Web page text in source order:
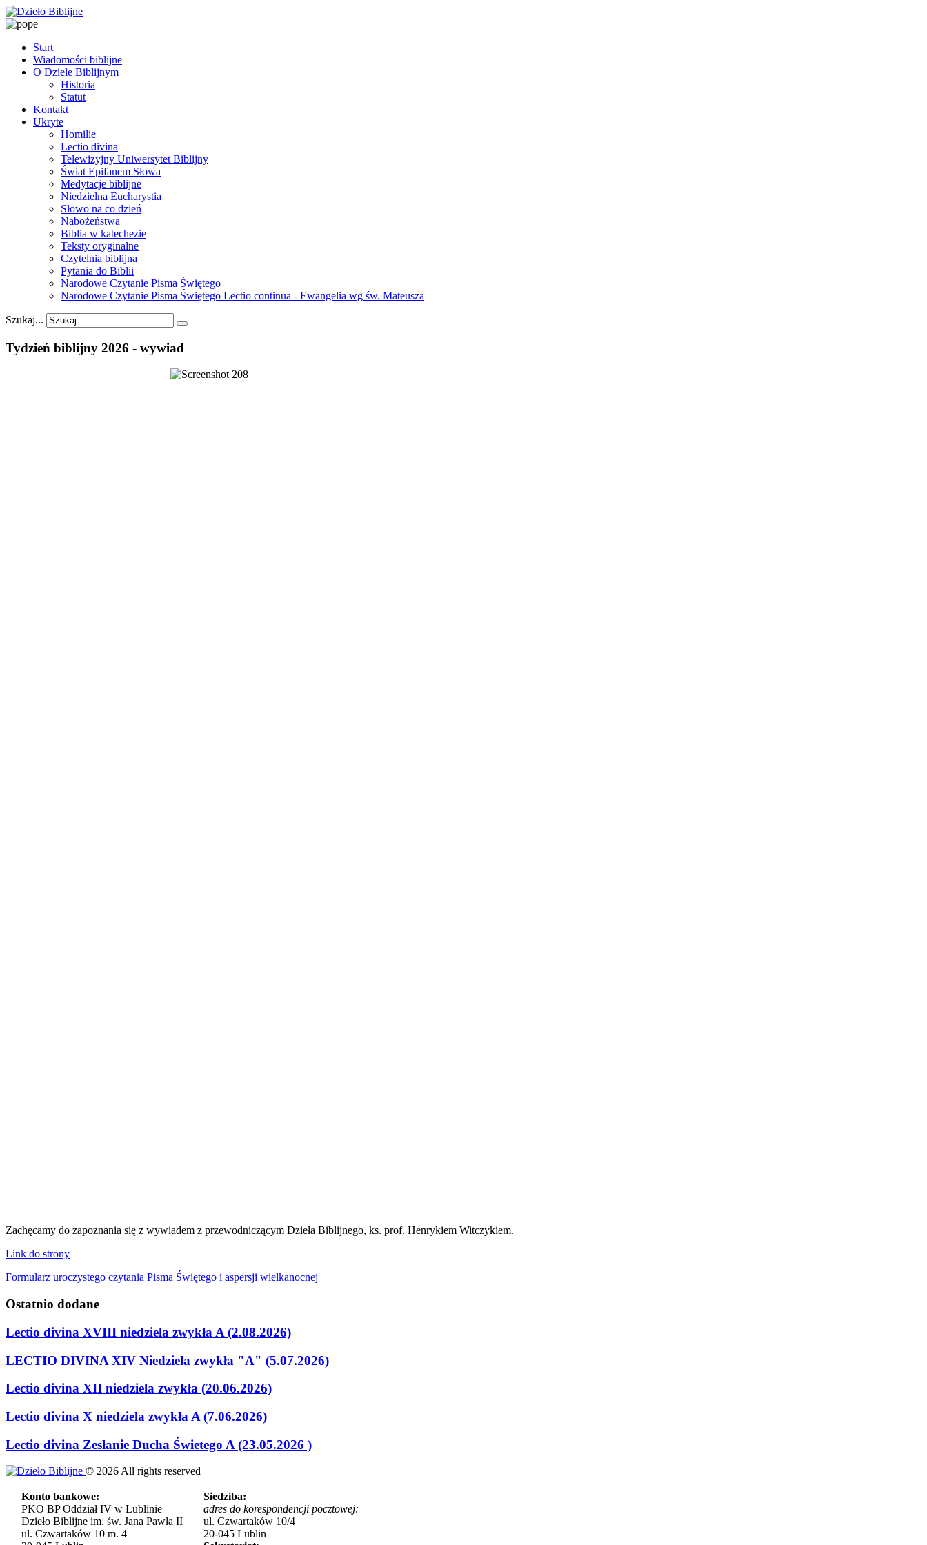
Start
Wiadomości biblijne
O Dziele Biblijnym
Historia
Statut
Kontakt
Ukryte
Homilie
Lectio divina
Telewizyjny Uniwersytet Biblijny
Świat Epifanem Słowa
Medytacje biblijne
Niedzielna Eucharystia
Słowo na co dzień
Nabożeństwa
Biblia w katechezie
Teksty oryginalne
Czytelnia biblijna
Pytania do Biblii
Narodowe Czytanie Pisma Świętego
Narodowe Czytanie Pisma Świętego Lectio continua - Ewangelia wg św. Mateusza
Szukaj...
Tydzień biblijny 2026 - wywiad
Zachęcamy do zapoznania się z wywiadem z przewodniczącym Dzieła Biblijnego, ks. prof. Henrykiem Witczykiem.
Link do strony
Formularz uroczystego czytania Pisma Świętego i aspersji wielkanocnej
Ostatnio dodane
Lectio divina XVIII niedziela zwykła A (2.08.2026)
LECTIO DIVINA XIV Niedziela zwykła "A" (5.07.2026)
Lectio divina XII niedziela zwykła (20.06.2026)
Lectio divina X niedziela zwykła A (7.06.2026)
Lectio divina Zesłanie Ducha Świetego A (23.05.2026 )
© 2026All rights reserved
Konto bankowe:
PKO BP Oddział IV w Lublinie
Dzieło Biblijne im. św. Jana Pawła II
ul. Czwartaków 10 m. 4
Siedziba:
adres do korespondencji pocztowej:
ul. Czwartaków 10/4
20-045 Lublin